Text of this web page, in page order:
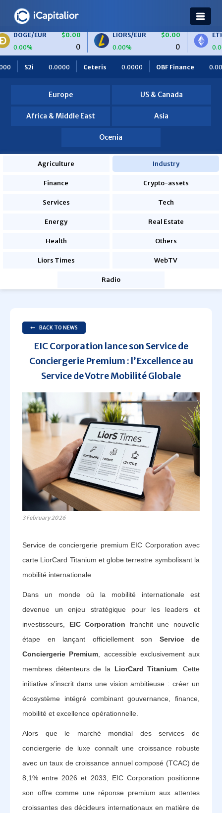
EUR
$0.00
LIORS/EUR
0.00%
$0.00
ETH/BTC
0.00%
$0.00
BTC/EUR
$0.00
ETH/EUR
Ceteris 0.0000 OBF Finance 0.0000 Africa
Europe US & Canada
Africa & Middle East Asia
Ocenia
Agriculture Industry
Finance Crypto-assets
Services Tech
Energy Real Estate
Health Others
Liors Times WebTV
Radio
BACK TO NEWS
EIC Corporation lance son Service de
Conciergerie Premium : l’Excellence au
Service de Votre Mobilité Globale
3 February 2026
Service de conciergerie premium EIC Corporation avec
carte LiorCard Titanium et globe terrestre symbolisant la
mobilité internationale
Dans un monde où la mobilité internationale est
devenue un enjeu stratégique pour les leaders et
investisseurs, EIC Corporation franchit une nouvelle
étape en lançant officiellement son Service de
Conciergerie Premium , accessible exclusivement aux
membres détenteurs de la LiorCard Titanium . Cette
initiative s’inscrit dans une vision ambitieuse : créer un
écosystème intégré combinant gouvernance, finance,
mobilité et excellence opérationnelle.
Alors que le marché mondial des services de
conciergerie de luxe connaît une croissance robuste
avec un taux de croissance annuel composé (TCAC) de
8,1% entre 2026 et 2033, EIC Corporation positionne
son offre comme une réponse premium aux attentes
croissantes des décideurs internationaux en matière de